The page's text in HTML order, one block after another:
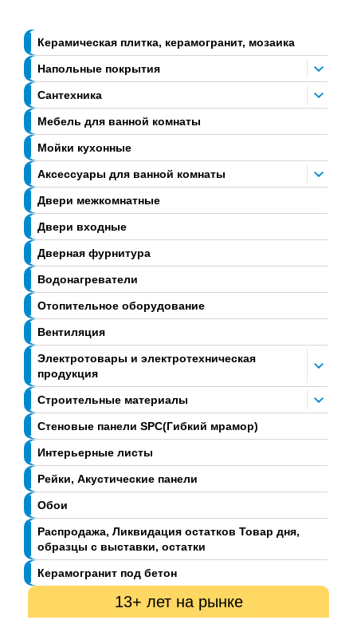
Керамическая плитка, керамогранит, мозаика
Напольные покрытия
Сантехника
Мебель для ванной комнаты
Мойки кухонные
Аксессуары для ванной комнаты
Двери межкомнатные
Двери входные
Дверная фурнитура
Водонагреватели
Отопительное оборудование
Вентиляция
Электротовары и электротехническая
продукция
Строительные материалы
Стеновые панели SPC(Гибкий мрамор)
Интерьерные листы
Рейки, Акустические панели
Обои
Распродажа, Ликвидация остатков Товар дня,
образцы с выставки, остатки
Керамогранит под бетон
13+ лет на рынке